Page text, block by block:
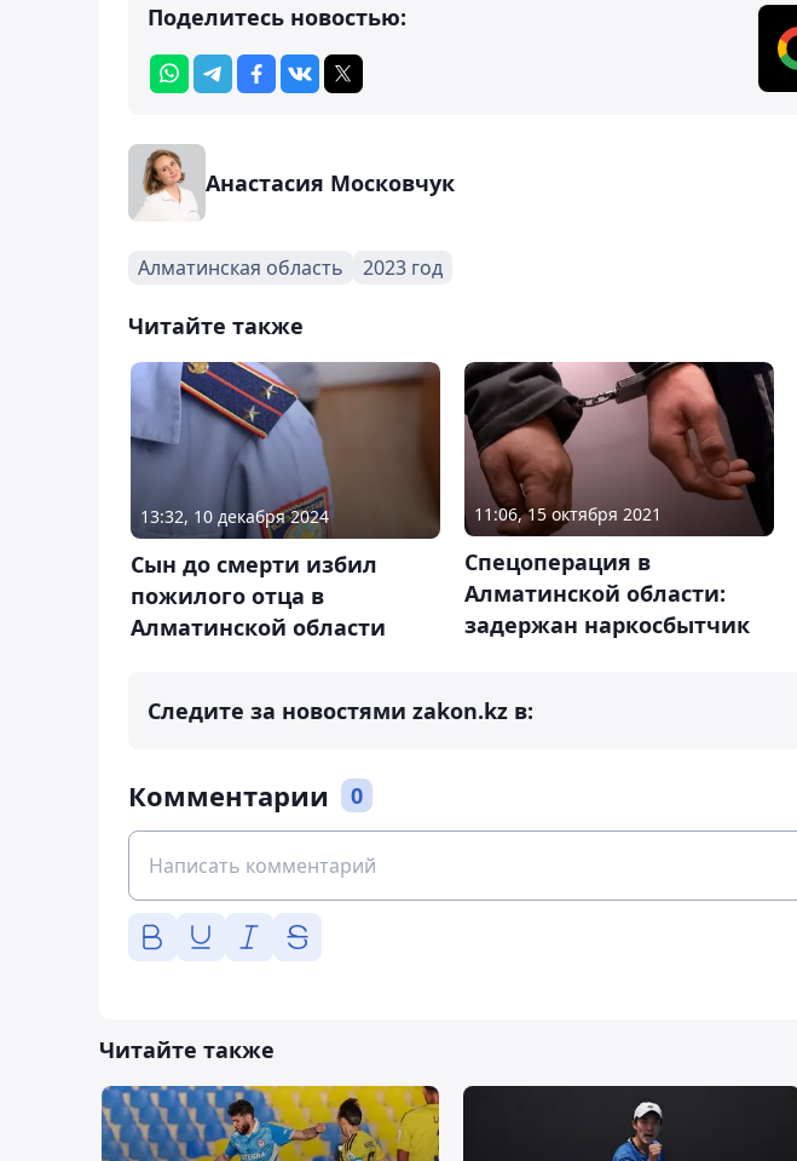
Поделитесь новостью:
Анастасия Московчук
Алматинская область 2023 год
Читайте также
13:32, 10 декабря 2024
Сын до смерти избил
пожилого отца в
Алматинской области
11:06, 15 октября 2021
Спецоперация в
Алматинской области:
задержан наркосбытчик
Следите за новостями zakon.kz в:
Комментарии 0
Читайте также